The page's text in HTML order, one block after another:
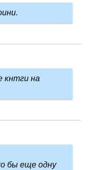
кнтги на
бы еще одну